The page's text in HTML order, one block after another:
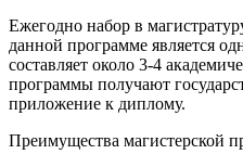
Ежегодно набор в
данной программе является
составляет около 3-4
программы получают
приложение к диплому.
Преимущества магистерской